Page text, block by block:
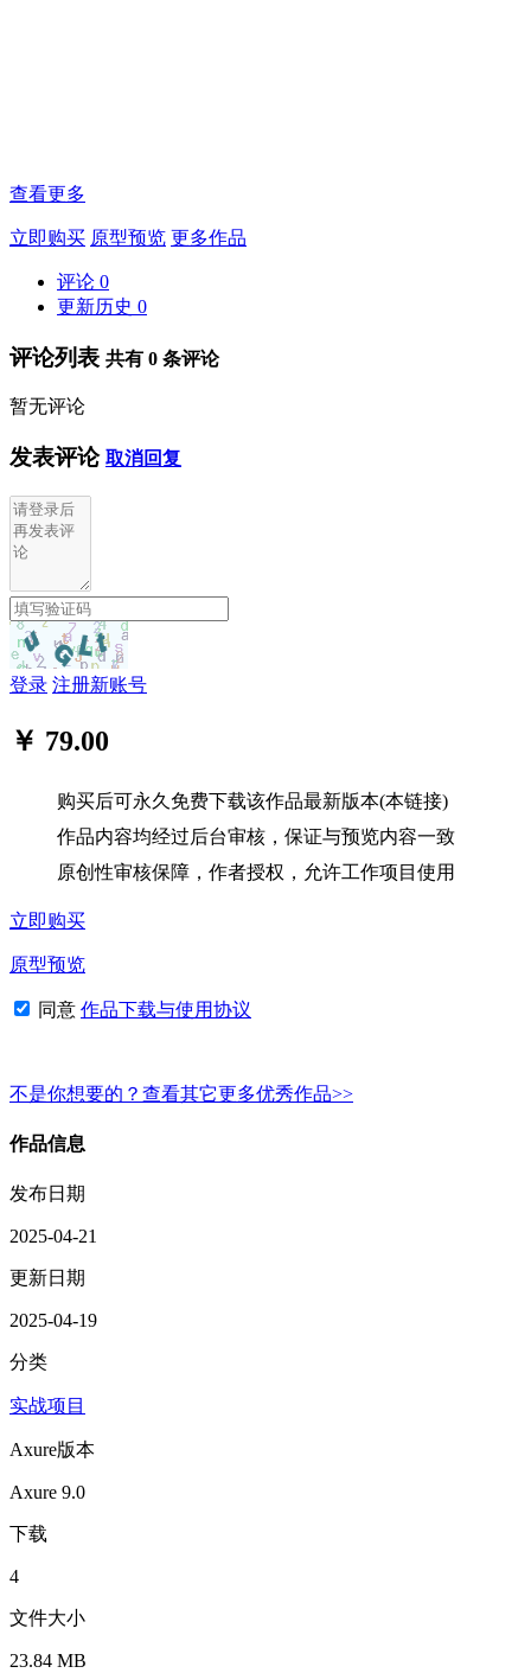
查看更多
立即购买 原型预览 更多作品
评论 0
更新历史 0
评论列表 共有 0 条评论
暂无评论
发表评论 取消回复
登录 注册新账号
￥ 79.00
购买后可永久免费下载该作品最新版本(本链接)
作品内容均经过后台审核，保证与预览内容一致
原创性审核保障，作者授权，允许工作项目使用
立即购买
原型预览
同意 作品下载与使用协议
不是你想要的？查看其它更多优秀作品>>
作品信息
发布日期
2025-04-21
更新日期
2025-04-19
分类
实战项目
Axure版本
Axure 9.0
下载
4
文件大小
23.84 MB